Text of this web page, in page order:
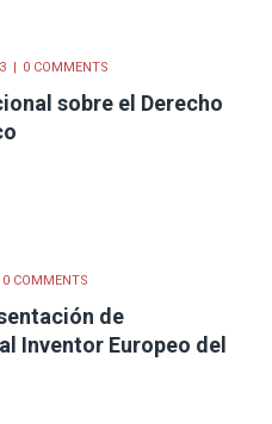
0 COMMENTS
sobre el Derecho
0 COMMENTS
de
Inventor Europeo del